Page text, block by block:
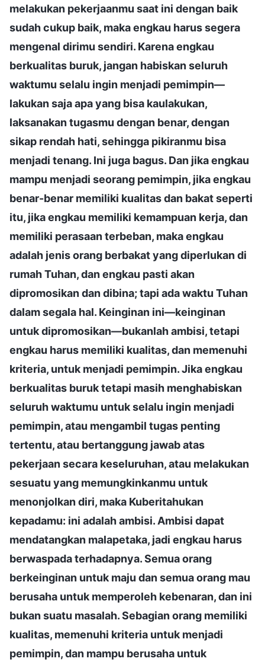
melakukan pekerjaanmu saat ini dengan baik
sudah cukup baik, maka engkau harus segera
mengenal dirimu sendiri. Karena engkau
berkualitas buruk, jangan habiskan seluruh
waktumu selalu ingin menjadi pemimpin—
lakukan saja apa yang bisa kaulakukan,
laksanakan tugasmu dengan benar, dengan
sikap rendah hati, sehingga pikiranmu bisa
menjadi tenang. Ini juga bagus. Dan jika engkau
mampu menjadi seorang pemimpin, jika engkau
benar-benar memiliki kualitas dan bakat seperti
itu, jika engkau memiliki kemampuan kerja, dan
memiliki perasaan terbeban, maka engkau
adalah jenis orang berbakat yang diperlukan di
rumah Tuhan, dan engkau pasti akan
dipromosikan dan dibina; tapi ada waktu Tuhan
dalam segala hal. Keinginan ini—keinginan
untuk dipromosikan—bukanlah ambisi, tetapi
engkau harus memiliki kualitas, dan memenuhi
kriteria, untuk menjadi pemimpin. Jika engkau
berkualitas buruk tetapi masih menghabiskan
seluruh waktumu untuk selalu ingin menjadi
pemimpin, atau mengambil tugas penting
tertentu, atau bertanggung jawab atas
pekerjaan secara keseluruhan, atau melakukan
sesuatu yang memungkinkanmu untuk
menonjolkan diri, maka Kuberitahukan
kepadamu: ini adalah ambisi. Ambisi dapat
mendatangkan malapetaka, jadi engkau harus
berwaspada terhadapnya. Semua orang
berkeinginan untuk maju dan semua orang mau
berusaha untuk memperoleh kebenaran, dan ini
bukan suatu masalah. Sebagian orang memiliki
kualitas, memenuhi kriteria untuk menjadi
pemimpin, dan mampu berusaha untuk